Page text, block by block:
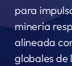
para
minería
alineada
globales de